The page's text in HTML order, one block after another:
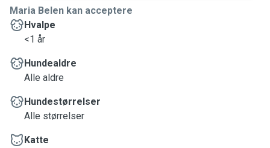
Maria Belen kan acceptere
Hvalpe
<1 år
Hundealdre
Alle aldre
Hundestørrelser
Alle størrelser
Katte